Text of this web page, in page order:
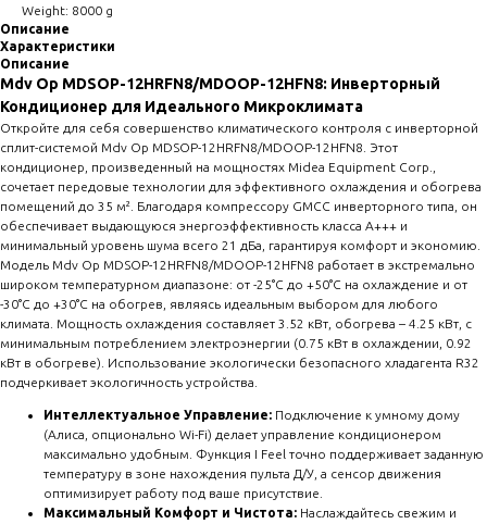
Weight: 8000 g
Описание
Характеристики
Описание
Mdv Op MDSOP-12HRFN8/MDOOP-12HFN8: Инверторный
Кондиционер для Идеального Микроклимата
Откройте для себя совершенство климатического контроля с инверторной
сплит-системой Mdv Op MDSOP-12HRFN8/MDOOP-12HFN8. Этот
кондиционер, произведенный на мощностях Midea Equipment Corp.,
сочетает передовые технологии для эффективного охлаждения и обогрева
помещений до 35 м². Благодаря компрессору GMCC инверторного типа, он
обеспечивает выдающуюся энергоэффективность класса A+++ и
минимальный уровень шума всего 21 дБа, гарантируя комфорт и экономию.
Модель Mdv Op MDSOP-12HRFN8/MDOOP-12HFN8 работает в экстремально
широком температурном диапазоне: от -25°C до +50°C на охлаждение и от
-30°C до +30°C на обогрев, являясь идеальным выбором для любого
климата. Мощность охлаждения составляет 3.52 кВт, обогрева – 4.25 кВт, с
минимальным потреблением электроэнергии (0.75 кВт в охлаждении, 0.92
кВт в обогреве). Использование экологически безопасного хладагента R32
подчеркивает экологичность устройства.
Интеллектуальное Управление: Подключение к умному дому
(Алиса, опционально Wi-Fi) делает управление кондиционером
максимально удобным. Функция I Feel точно поддерживает заданную
температуру в зоне нахождения пульта Д/У, а сенсор движения
оптимизирует работу под ваше присутствие.
Максимальный Комфорт и Чистота: Наслаждайтесь свежим и